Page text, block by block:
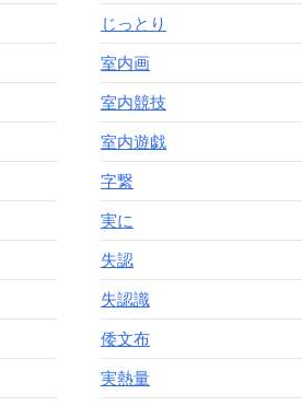
じっとり
室内画
室内競技
室内遊戯
字繋
実に
失認
失認識
倭文布
実熱量